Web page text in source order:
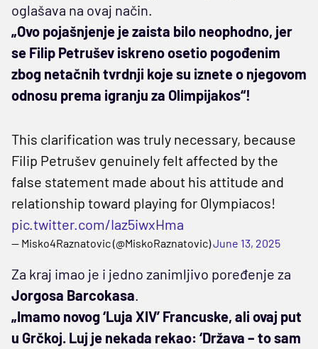
oglašava na ovaj način.
„Ovo pojašnjenje je zaista bilo neophodno, jer
se Filip Petrušev iskreno osetio pogođenim
zbog netačnih tvrdnji koje su iznete o njegovom
odnosu prema igranju za Olimpijakos“!
This clarification was truly necessary, because
Filip Petrušev genuinely felt affected by the
false statement made about his attitude and
relationship toward playing for Olympiacos!
pic.twitter.com/Iaz5iwxHma
— Misko4Raznatovic (@MiskoRaznatovic)June 13, 2025
Za kraj imao je i jedno zanimljivo poređenje za
Jorgosa Barcokasa.
„Imamo novog ‘Luja XIV’ Francuske, ali ovaj put
u Grčkoj. Luj je nekada rekao: ‘Država – to sam